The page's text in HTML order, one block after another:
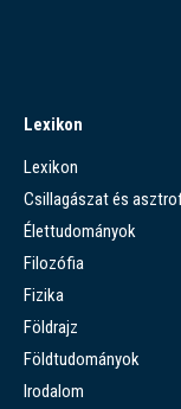
Lexikon
Lexikon
Csillagászat és
Élettudományok
Filozófia
Fizika
Földrajz
Földtudományok
Irodalom